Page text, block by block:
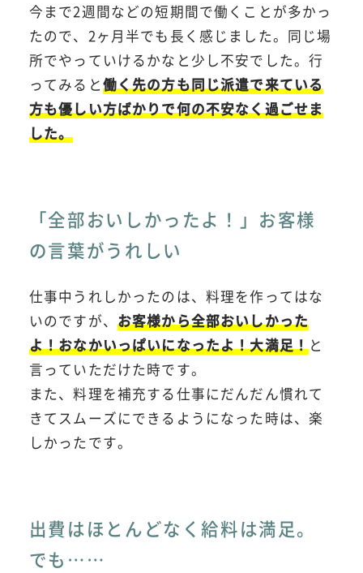
今まで2週間などの短期間で働くことが多かっ
たので、2ヶ月半でも長く感じました。同じ場
所でやっていけるかなと少し不安でした。行
ってみると働く先の方も同じ派遣で来ている
方も優しい方ばかりで何の不安なく過ごせま
した。
「全部おいしかったよ！」お客様
の言葉がうれしい
仕事中うれしかったのは、料理を作ってはな
いのですが、 お客様から全部おいしかった
よ！おなかいっぱいになったよ！大満足！と
言っていただけた時です。
また、料理を補充する仕事にだんだん慣れて
きてスムーズにできるようになった時は、楽
しかったです。
出費はほとんどなく給料は満足。
でも……